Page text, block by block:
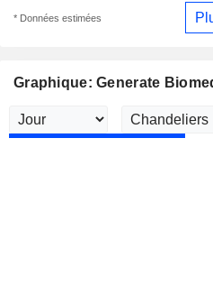
* Données estimées
Graphique: Generate